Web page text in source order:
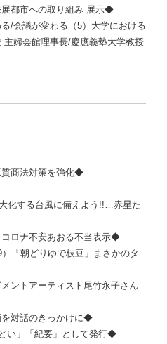
都市への取り組み 展示◆
/会議が変わる（5）大学における
婦会館理事長/慶應義塾大学教授
商法対策を強化◆
する台風に備えよう!!…赤星た
ロナ不安あおる不当表示◆
「朝どりゆで枝豆」まさかのタ
ントアーティスト尾竹永子さん
対話のきっかけに◆
い」「紀要」として発行◆